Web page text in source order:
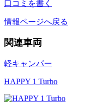
口コミを書く
情報ページへ戻る
関連車両
軽キャンパー
HAPPY 1 Turbo